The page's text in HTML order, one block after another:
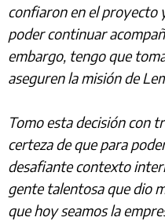
confiaron en el proyecto
poder continuar
embargo, tengo que
aseguren la misión de
Tomo esta decisión con
certeza de que para
desafiante contexto
gente talentosa que dio
que hoy seamos la